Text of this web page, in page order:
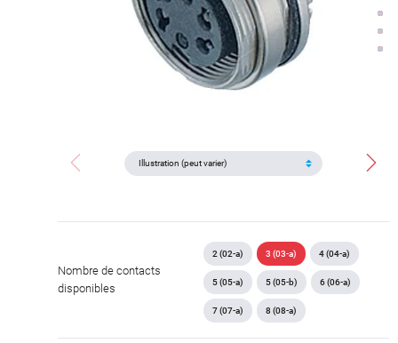
Nombre de contacts
disponibles
2 (02-a) 3 (03-a) 4 (04-a)
5 (05-a) 5 (05-b) 6 (06-a)
7 (07-a) 8 (08-a)